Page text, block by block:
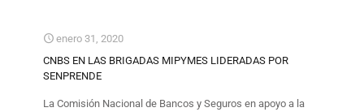
enero 31, 2020
CNBS EN LAS BRIGADAS MIPYMES LIDERADAS POR
SENPRENDE
La Comisión Nacional de Bancos y Seguros en apoyo a la